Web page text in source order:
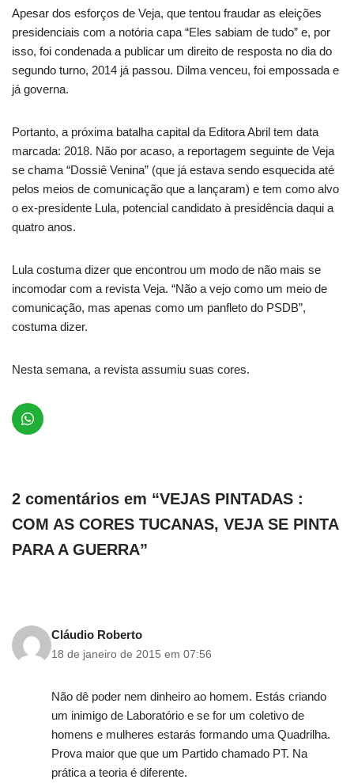
Apesar dos esforços de Veja, que tentou fraudar as eleições
presidenciais com a notória capa “Eles sabiam de tudo” e, por
isso, foi condenada a publicar um direito de resposta no dia do
segundo turno, 2014 já passou. Dilma venceu, foi empossada e
já governa.
Portanto, a próxima batalha capital da Editora Abril tem data
marcada: 2018. Não por acaso, a reportagem seguinte de Veja
se chama “Dossiê Venina” (que já estava sendo esquecida até
pelos meios de comunicação que a lançaram) e tem como alvo
o ex-presidente Lula, potencial candidato à presidência daqui a
quatro anos.
Lula costuma dizer que encontrou um modo de não mais se
incomodar com a revista Veja. “Não a vejo como um meio de
comunicação, mas apenas como um panfleto do PSDB”,
costuma dizer.
Nesta semana, a revista assumiu suas cores.
2 comentários em “VEJAS PINTADAS :
COM AS CORES TUCANAS, VEJA SE PINTA
PARA A GUERRA”
Cláudio Roberto
18 de janeiro de 2015 em 07:56
Não dê poder nem dinheiro ao homem. Estás criando
um inimigo de Laboratório e se for um coletivo de
homens e mulheres estarás formando uma Quadrilha.
Prova maior que que um Partido chamado PT. Na
prática a teoria é diferente.